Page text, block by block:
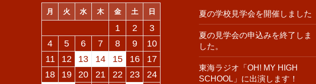
月 火 水 木 金 土 日
1 2
3
4
5 6 7 8 9
10
11
12 13 14 15 16
17
18
19 20 21 22 23
24
夏の学校見学会を開催しました
夏の見学会の申込みを終了しま
した。
東海ラジオ「OH! MY HIGH
SCHOOL」に出演します！